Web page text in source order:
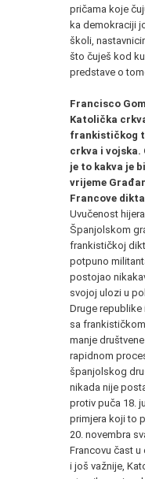
pričama koje
ka demokraciji
školi,
što čuješ kod
predstave o
Francisco
Katolička
frankističkog
crkva i vojska.
je to kakva je
vrijeme
Francove
Uvučenost
Španjolskom
frankističkoj
potpuno
postojao
svojoj ulozi u
Druge
sa
manje
rapidnom
španjolskog
nikada nije
protiv puča 18.
primjera koji to
20. novembra
Francovu čast u
i još važnije,